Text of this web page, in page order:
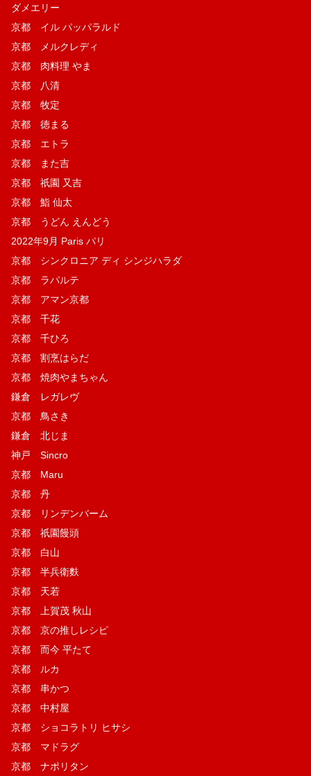
ダメエリー
京都 イル パッパラルド
京都 メルクレディ
京都 肉料理 やま
京都 八清
京都 牧定
京都 徳まる
京都 エトラ
京都 また吉
京都 祇園 又吉
京都 鮨 仙太
京都 うどん えんどう
2022年9月 Paris パリ
京都 シンクロニア ディ シンジハラダ
京都 ラパルテ
京都 アマン京都
京都 千花
京都 千ひろ
京都 割烹はらだ
京都 焼肉やまちゃん
鎌倉 レガレヴ
京都 鳥さき
鎌倉 北じま
神戸 Sincro
京都 Maru
京都 丹
京都 リンデンバーム
京都 祇園饅頭
京都 白山
京都 半兵衛麩
京都 天若
京都 上賀茂 秋山
京都 京の推しレシピ
京都 而今 平たて
京都 ルカ
京都 串かつ
京都 中村屋
京都 ショコラトリ ヒサシ
京都 マドラグ
京都 ナポリタン